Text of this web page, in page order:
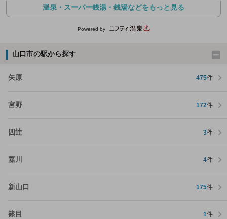
温泉・スーパー銭湯・銭湯などをもっと見る
Powered by
山口市の駅から探す
矢原 475件
宮野 172件
四辻 3件
嘉川 4件
新山口 175件
篠目 1件